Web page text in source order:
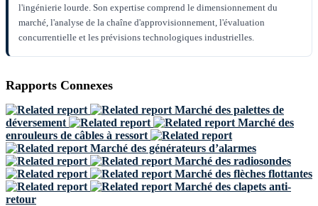
l'ingénierie lourde. Son expertise comprend le dimensionnement du
marché, l'analyse de la chaîne d'approvisionnement, l'évaluation
concurrentielle et les prévisions technologiques industrielles.
Rapports Connexes
Marché des palettes de
déversement
Marché des
enrouleurs de câbles à ressort
Marché des générateurs d’alarmes
Marché des radiosondes
Marché des flèches flottantes
Marché des clapets anti-
retour